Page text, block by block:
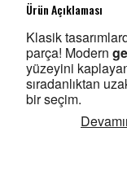
Ürün Açıklaması
Klasik
parça! Modern
yüzeyini
sıradanlıktan
bir seçim.